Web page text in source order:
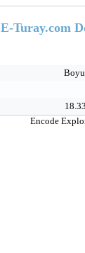
E-Turay.com
Encode